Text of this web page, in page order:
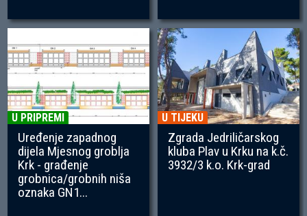
U PRIPREMI
Uređenje zapadnog
dijela Mjesnog groblja
Krk - građenje
grobnica/grobnih niša
oznaka GN1...
U TIJEKU
Zgrada Jedriličarskog
kluba Plav u Krku na k.č.
3932/3 k.o. Krk-grad